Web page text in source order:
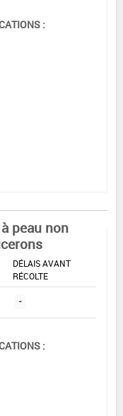
:
peau non
DÉLAIS AVANT
RÉCOLTE
-
: